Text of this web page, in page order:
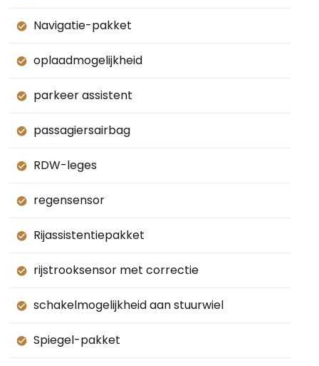
Navigatie-pakket
oplaadmogelijkheid
parkeer assistent
passagiersairbag
RDW-leges
regensensor
Rijassistentiepakket
rijstrooksensor met correctie
schakelmogelijkheid aan stuurwiel
Spiegel-pakket